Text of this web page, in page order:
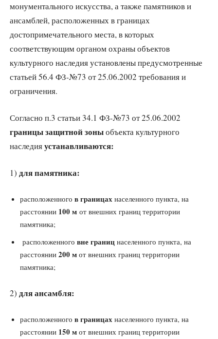
монументального искусства, а также памятников и
ансамблей, расположенных в границах
достопримечательного места, в которых
соответствующим органом охраны объектов
культурного наследия установлены предусмотренные
статьей 56.4 ФЗ-№73 от 25.06.2002 требования и
ограничения.
Согласно п.3 статьи 34.1 ФЗ-№73 от 25.06.2002
границы защитной зоныобъекта культурного
наследияустанавливаются:
1) для памятника:
расположенного в границах населенного пункта, на
расстоянии 100 м от внешних границ территории
памятника;
расположенного вне границ населенного пункта, на
расстоянии 200 м от внешних границ территории
памятника;
2) для ансамбля:
расположенного в границах населенного пункта, на
расстоянии 150 м от внешних границ территории